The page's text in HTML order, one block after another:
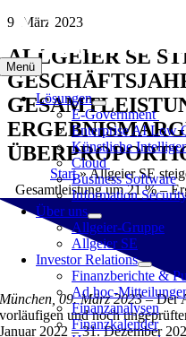
Zum
springen
Menü
Lösungen
E-Government
Enterprise AI Low
Künstliche
Cloud
Business Software
Information
Über uns
Allgeier-Gruppe
Allgeier SE
Investor Relations
Finanzberichte &
Ad hoc-
Finanzanalysen
Finanzkalender
9. März 2023
ALLGEIER SE
Start»Allgeier SE
Gesamtleistung um 21 % –
München, 09. März 2023– Der
vorläufigen und noch
Januar 2022 – 31. Dezember